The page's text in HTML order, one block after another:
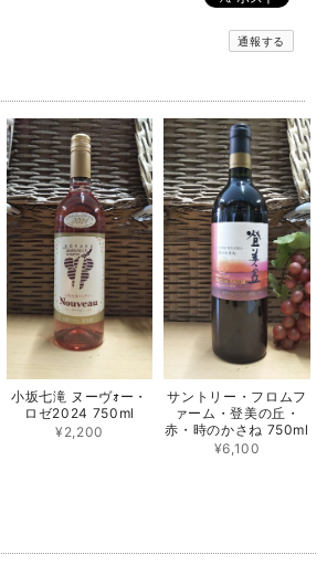
通報する
小坂七滝 ヌーヴｫー・
ロゼ2024 750ml
¥2,200
サントリー・フロムフ
ァーム・登美の丘・
赤・時のかさね 750ml
¥6,100